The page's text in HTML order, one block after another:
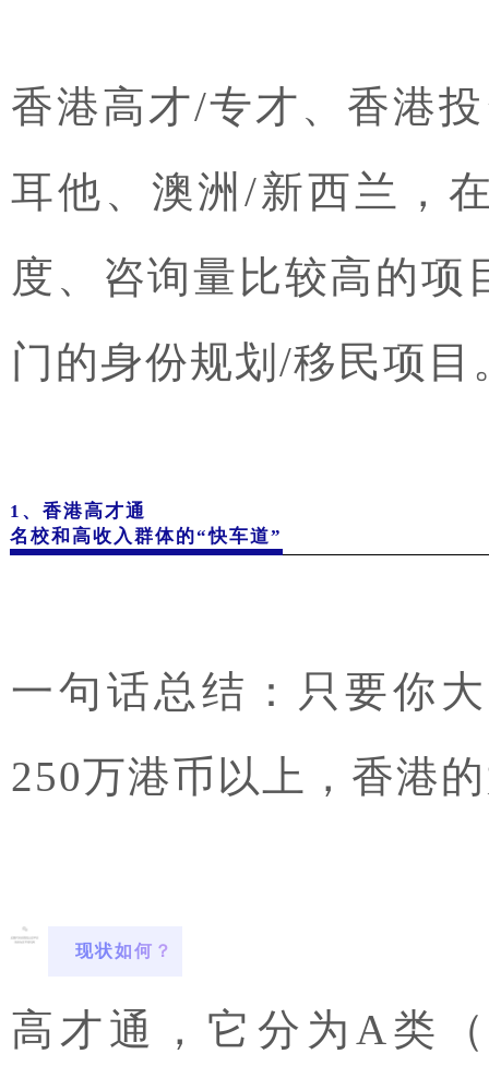
香港高才/专才、香港
耳他、澳洲/新西兰，
度、咨询量比较高的项
门的身份规划/移民项目
1、香港高才通
名校和高收入群体的“快车道”
一句话总结：只要你
250万港币以上，香港
现状如何？
高才通，它分为A类